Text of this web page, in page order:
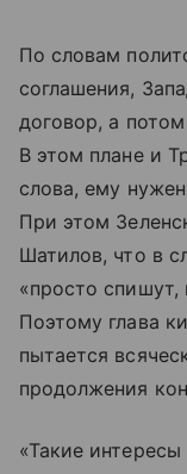
По словам
соглашения,
договор, а
В этом плане и
слова, ему
При этом
Шатилов, что в
«просто
Поэтому глава
пытается
продолжения
«Такие